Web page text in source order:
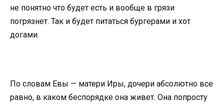
не понятно что будет есть и вообще в грязи
погрязнет. Так и будет питаться бургерами и хот
догами.
По словам Евы — матери Иры, дочери абсолютно все
равно, в каком беспорядке она живет. Она попросту